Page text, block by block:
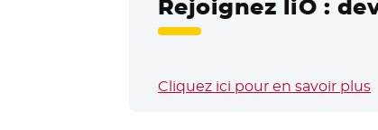
Rejoignez liO :
Cliquez ici pour en savoir plus